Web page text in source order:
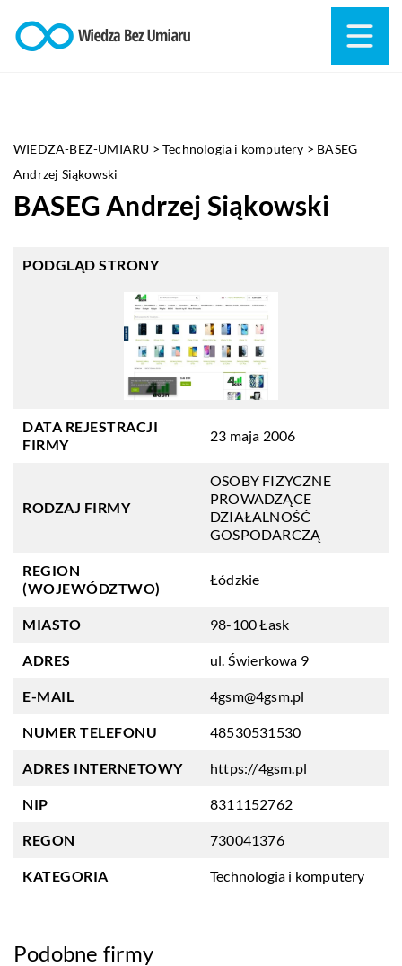
WIEDZA-BEZ-UMIARU >Technologia i komputery > BASEG
Andrzej Siąkowski
BASEG Andrzej Siąkowski
PODGLĄD STRONY
DATA REJESTRACJI
FIRMY
23 maja 2006
RODZAJ FIRMY
OSOBY FIZYCZNE
PROWADZĄCE
DZIAŁALNOŚĆ
GOSPODARCZĄ
REGION
(WOJEWÓDZTWO)
Łódzkie
MIASTO 98-100 Łask
ADRES ul. Świerkowa 9
E-MAIL 4gsm@4gsm.pl
NUMER TELEFONU 48530531530
ADRES INTERNETOWY https://4gsm.pl
NIP 8311152762
REGON 730041376
KATEGORIA Technologia i komputery
Podobne firmy